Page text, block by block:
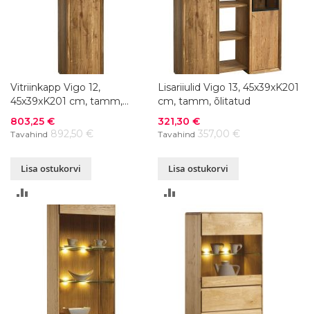
Vitriinkapp Vigo 12,
45x39xK201 cm, tamm,
õlitatud
Soodushind
803,25 €
Tavahind 892,50 €
Lisa ostukorvi
VÕRDLUSESSE
Lisariiulid Vigo 13, 45x39xK201
cm, tamm, õlitatud
Soodushind
321,30 €
Tavahind 357,00 €
Lisa ostukorvi
VÕRDLUSESSE